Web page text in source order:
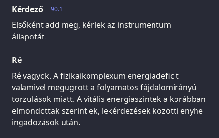
90.1
Kérdező
Elsőként add meg, kérlek az instrumentum
állapotát.
Ré
Ré vagyok. A fizikaikomplexum energiadeficit
valamivel megugrott a folyamatos fájdalomirányú
torzulások miatt. A vitális energiaszintek a korábban
elmondottak szerintiek, lekérdezések közötti enyhe
ingadozások után.